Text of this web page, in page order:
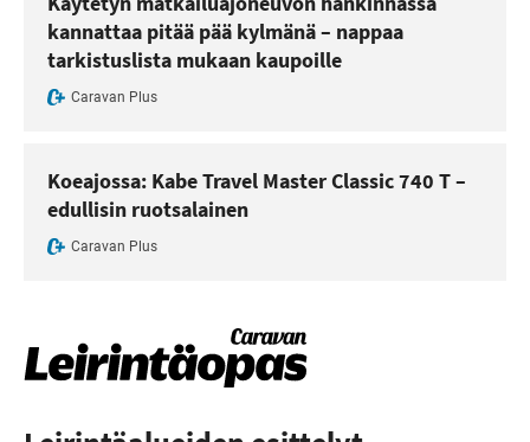
kannattaa pitää pää kylmänä – nappaa
tarkistuslista mukaan kaupoille
Caravan Plus
Koeajossa: Kabe Travel Master Classic 740 T –
edullisin ruotsalainen
Caravan Plus